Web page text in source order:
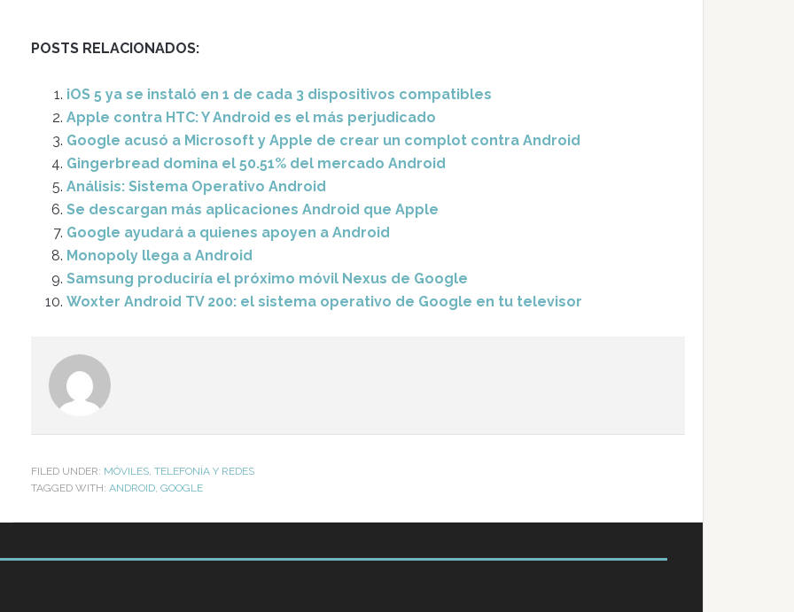
POSTS RELACIONADOS:
iOS 5 ya se instaló en 1 de cada 3 dispositivos compatibles
Apple contra HTC: Y Android es el más perjudicado
Google acusó a Microsoft y Apple de crear un complot contra Android
Gingerbread domina el 50.51% del mercado Android
Análisis: Sistema Operativo Android
Se descargan más aplicaciones Android que Apple
Google ayudará a quienes apoyen a Android
Monopoly llega a Android
Samsung produciría el próximo móvil Nexus de Google
Woxter Android TV 200: el sistema operativo de Google en tu televisor
FILED UNDER: MÓVILES, TELEFONÍA Y REDES
TAGGED WITH: ANDROID, GOOGLE